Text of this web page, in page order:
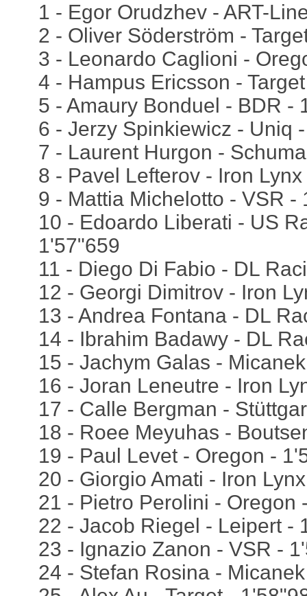
1 - Egor Orudzhev - ART-
2 - Oliver Söderström -
3 - Leonardo Caglioni -
4 - Hampus Ericsson -
5 - Amaury Bonduel - BDR -
6 - Jerzy Spinkiewicz - Uniq
7 - Laurent Hurgon -
8 - Pavel Lefterov - Iron
9 - Mattia Michelotto - VSR -
10 - Edoardo Liberati - US
1'57"659
11 - Diego Di Fabio - DL
12 - Georgi Dimitrov - Iron
13 - Andrea Fontana - DL
14 - Ibrahim Badawy - DL
15 - Jachym Galas -
16 - Joran Leneutre - Iron
17 - Calle Bergman -
18 - Roee Meyuhas -
19 - Paul Levet - Oregon -
20 - Giorgio Amati - Iron
21 - Pietro Perolini - Oregon
22 - Jacob Riegel - Leipert -
23 - Ignazio Zanon - VSR -
24 - Stefan Rosina -